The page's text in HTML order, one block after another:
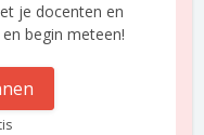
je docenten en
begin meteen!